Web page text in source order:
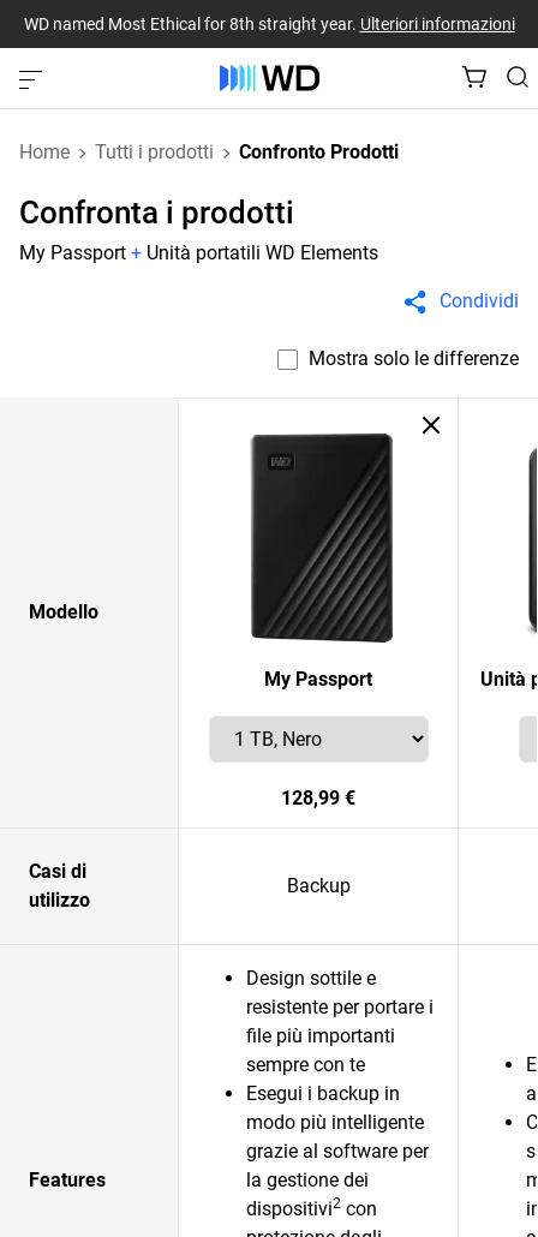
WD named Most Ethical for 8th straight year. Ulteriori informazioni
Home Tutti i prodotti Confronto Prodotti
Confronta i prodotti
My Passport + Unità portatili WD Elements
Condividi
Mostra solo le differenze
Modello
My Passport
128,99 €
Unità
Casi di
utilizzo
Backup
Features
Design sottile e
resistente per portare i
file più importanti
sempre con te
Esegui i backup in
modo più intelligente
grazie al software per
la gestione dei
dispositivi2 con